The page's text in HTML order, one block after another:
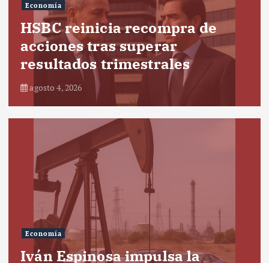
Economía
HSBC reinicia recompra de
acciones tras superar
resultados trimestrales
agosto 4, 2026
Economía
Iván Espinosa impulsa la